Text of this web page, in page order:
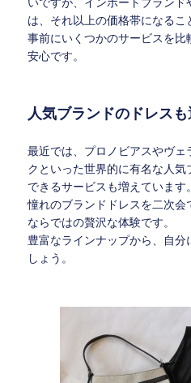
いですが、インポートブランド
は、それ以上の価格帯になるこ
事前にいくつかのサービスを比
安心です。
人気ブランドのドレスも
最近では、プロノビアスやヴ
クといった世界的に有名な人
できるサービスも増えています。
憧れのブランドドレスを二次
ならではの贅沢な体験です。
豊富なラインナップから、自分
しょう。